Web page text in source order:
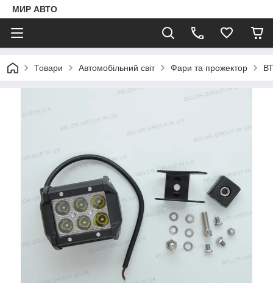
МИР АВТО
Товари Автомобільний світ Фари та прожектор